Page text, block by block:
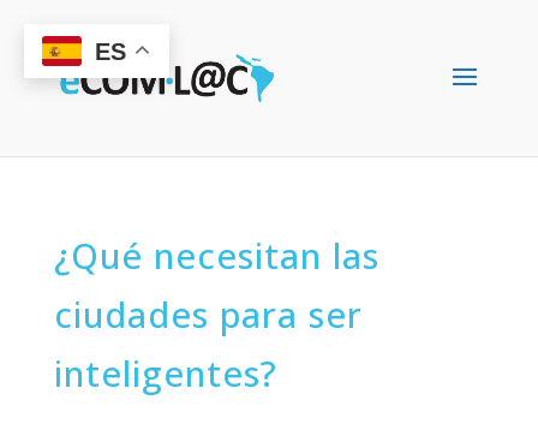
¿Qué necesitan las
ciudades para ser
inteligentes?
ES